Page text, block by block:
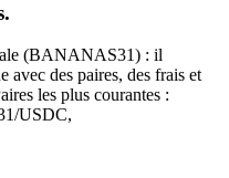
(BANANAS31) : il
avec des paires, des frais et
les plus courantes :
USDC,